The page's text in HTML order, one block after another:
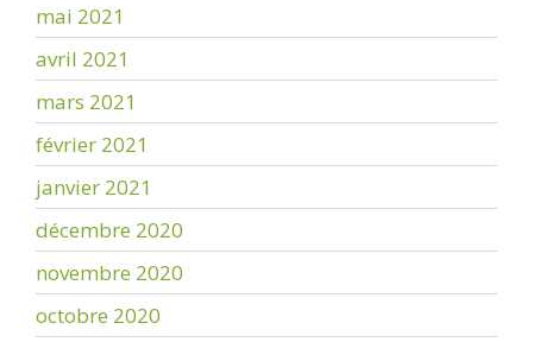
mai 2021
avril 2021
mars 2021
février 2021
janvier 2021
décembre 2020
novembre 2020
octobre 2020